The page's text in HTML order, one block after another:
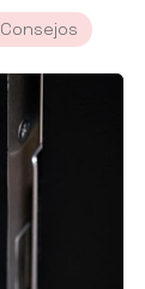
Consejos